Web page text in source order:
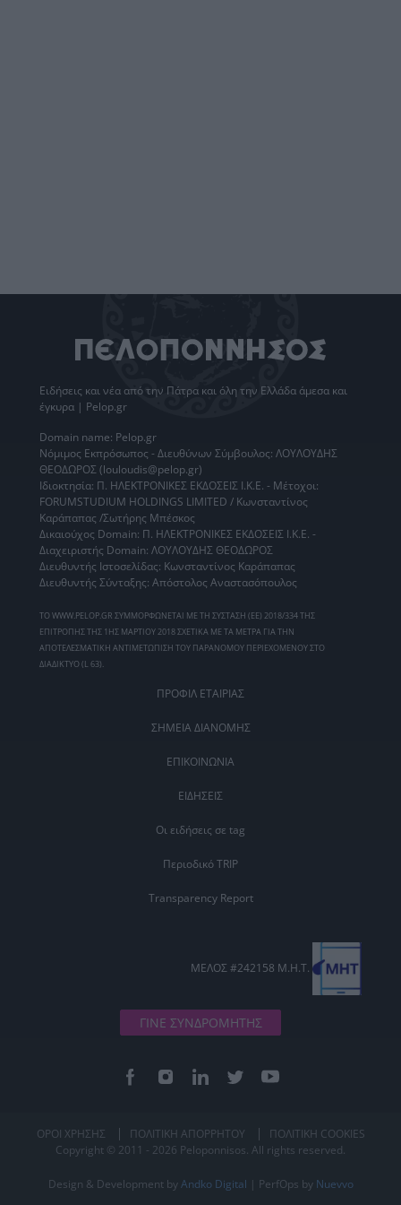
Ειδήσεις και νέα από την Πάτρα και όλη την Ελλάδα άμεσα και
έγκυρα | Pelop.gr
Domain name: Pelop.gr
Νόμιμος Εκπρόσωπος - Διευθύνων Σύμβουλος: ΛΟΥΛΟΥΔΗΣ
ΘΕΟΔΩΡΟΣ (louloudis@pelop.gr)
Ιδιοκτησία: Π. ΗΛΕΚΤΡΟΝΙΚΕΣ ΕΚΔΟΣΕΙΣ Ι.Κ.Ε. - Μέτοχοι:
FORUMSTUDIUM HOLDINGS LIMITED / Κωνσταντίνος
Καράπαπας /Σωτήρης Μπέσκος
Δικαιούχος Domain: Π. ΗΛΕΚΤΡΟΝΙΚΕΣ ΕΚΔΟΣΕΙΣ Ι.Κ.Ε. -
Διαχειριστής Domain: ΛΟΥΛΟΥΔΗΣ ΘΕΟΔΩΡΟΣ
Διευθυντής Ιστοσελίδας: Κωνσταντίνος Καράπαπας
Διευθυντής Σύνταξης: Απόστολος Αναστασόπουλος
ΤΟ WWW.PELOP.GR ΣΥΜΜΟΡΦΩΝΕΤΑΙ ΜΕ ΤΗ ΣΥΣΤΑΣΗ (ΕΕ) 2018/334 ΤΗΣ
ΕΠΙΤΡΟΠΗΣ ΤΗΣ 1ΗΣ ΜΑΡΤΙΟΥ 2018 ΣΧΕΤΙΚΑ ΜΕ ΤΑ ΜΕΤΡΑ ΓΙΑ ΤΗΝ
ΑΠΟΤΕΛΕΣΜΑΤΙΚΗ ΑΝΤΙΜΕΤΩΠΙΣΗ ΤΟΥ ΠΑΡΑΝΟΜΟΥ ΠΕΡΙΕΧΟΜΕΝΟΥ ΣΤΟ
ΔΙΑΔΙΚΤΥΟ (L 63).
ΠΡΟΦΙΛ ΕΤΑΙΡΙΑΣ
ΣΗΜΕΙΑ ΔΙΑΝΟΜΗΣ
ΕΠΙΚΟΙΝΩΝΙΑ
ΕΙΔΗΣΕΙΣ
Οι ειδήσεις σε tag
Περιοδικό TRIP
Transparency Report
ΓΙΝΕ ΣΥΝΔΡΟΜΗΤΗΣ
ΜΕΛΟΣ #242158 Μ.Η.Τ.
ΟΡΟΙ ΧΡΗΣΗΣ ΠΟΛΙΤΙΚΗ ΑΠΟΡΡΗΤΟΥ
ΠΟΛΙΤΙΚΗ COOKIES
Copyright © 2011 - 2026 Peloponnisos. All rights reserved.
Design & Development byAndko Digital | PerfOps by Nuevvo